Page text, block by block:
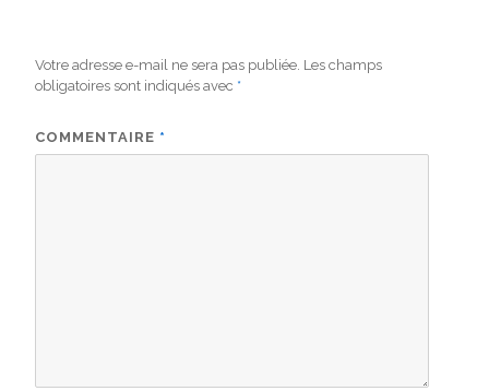
Votre adresse e-mail ne sera pas publiée. Les champs
obligatoires sont indiqués avec *
COMMENTAIRE *